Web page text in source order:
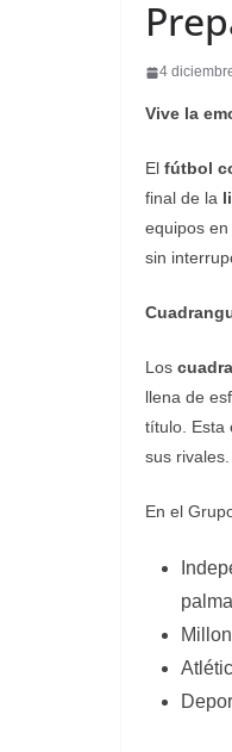
4
Vive la
El fútbol
final de la
equipos
sin
Los
llena de
título. Esta
sus rivales.
En el